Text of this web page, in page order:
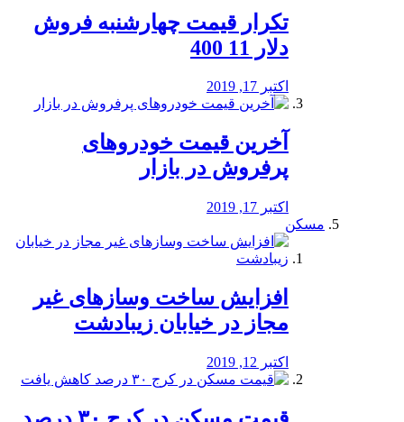
تکرار قیمت چهارشنبه فروش
دلار 11 400
اکتبر 17, 2019
آخرین قیمت خودرو‌های
پرفروش در بازار
اکتبر 17, 2019
مسکن
افزایش ساخت وسازهای غیر
مجاز در خیابان زیبادشت
اکتبر 12, 2019